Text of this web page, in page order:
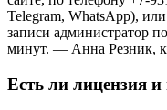
Telegram, WhatsApp),
записи администратор
минут. — Анна Резник,
Есть ли лицензия и